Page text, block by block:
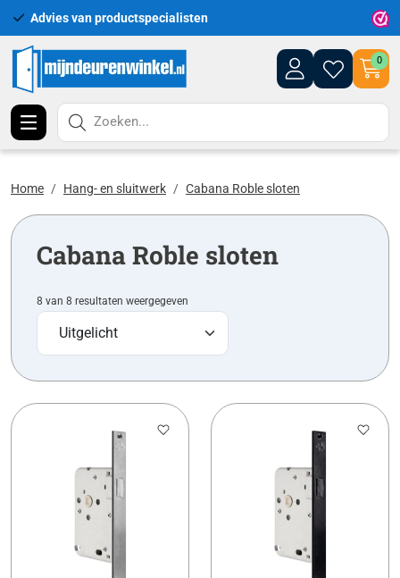
Advies van productspecialisten
0
Zoeken...
Home Hang- en sluitwerk Cabana Roble sloten
Cabana Roble sloten
8 van 8 resultaten weergegeven